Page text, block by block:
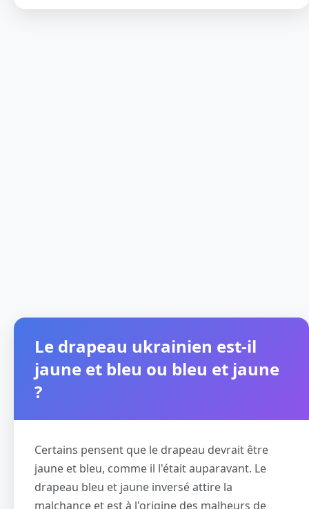
Le drapeau ukrainien est-il
jaune et bleu ou bleu et jaune
?
Certains pensent que le drapeau devrait être
jaune et bleu, comme il l'était auparavant. Le
drapeau bleu et jaune inversé attire la
malchance et est à l'origine des malheurs de